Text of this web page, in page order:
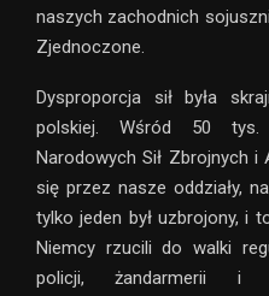
naszych zachodnich
Zjednoczone.
Dysproporcja sił była
polskiej. Wśród 50 tys.
Narodowych Sił Zbrojnych
się przez nasze oddziały,
tylko jeden był uzbrojony, i
Niemcy rzucili do walki
policji, żandarmerii i